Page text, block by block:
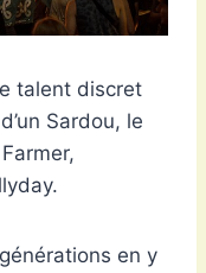
talent discret
Sardou, le
en y